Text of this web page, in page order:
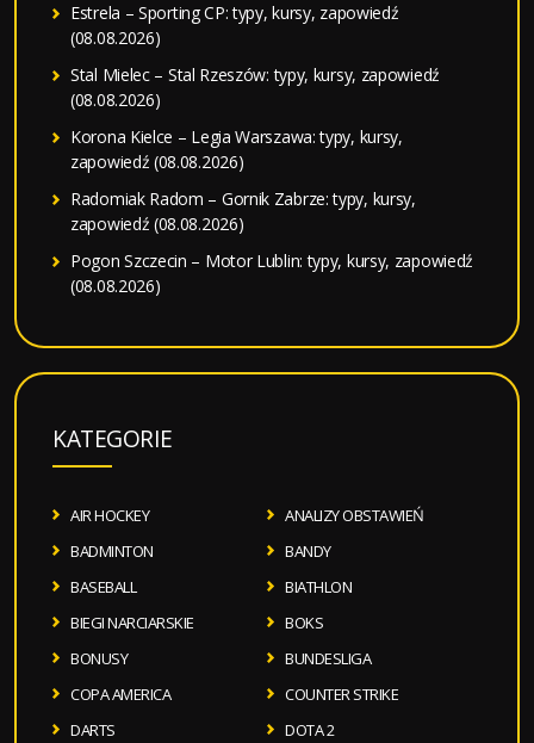
Estrela – Sporting CP: typy, kursy, zapowiedź
(08.08.2026)
Stal Mielec – Stal Rzeszów: typy, kursy, zapowiedź
(08.08.2026)
Korona Kielce – Legia Warszawa: typy, kursy,
zapowiedź (08.08.2026)
Radomiak Radom – Gornik Zabrze: typy, kursy,
zapowiedź (08.08.2026)
Pogon Szczecin – Motor Lublin: typy, kursy, zapowiedź
(08.08.2026)
KATEGORIE
AIR HOCKEY
ANALIZY OBSTAWIEŃ
BADMINTON
BANDY
BASEBALL
BIATHLON
BIEGI NARCIARSKIE
BOKS
BONUSY
BUNDESLIGA
COPA AMERICA
COUNTER STRIKE
DARTS
DOTA 2